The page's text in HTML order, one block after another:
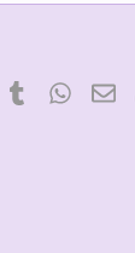
Tumblr